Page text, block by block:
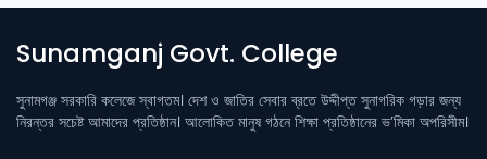
Sunamganj Govt. College
সুনামগঞ্জ সরকারি কলেজে স্বাগতম। দেশ ও জাতির সেবার ব্রতে উদ্দীপ্ত সুনাগরিক গড়ার জন্য
নিরন্তর সচেষ্ট আমাদের প্রতিষ্ঠান। আলোকিত মানুষ গঠনে শিক্ষা প্রতিষ্ঠানের ভ’মিকা অপরিসীম।